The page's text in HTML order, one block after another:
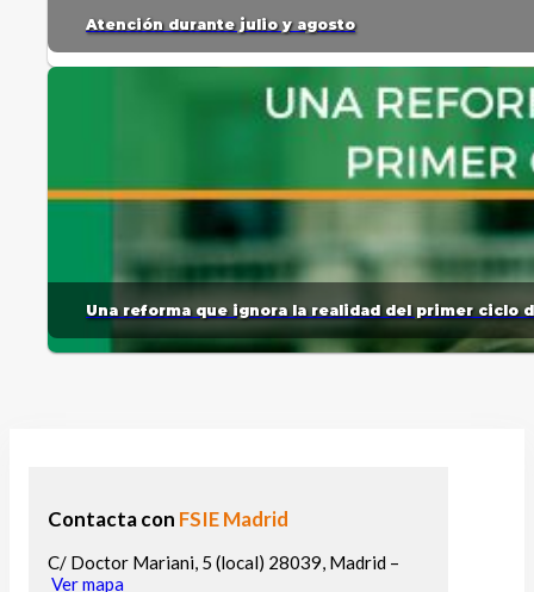
Atención durante julio y agosto
Una reforma que ignora la realidad del primer ciclo
Contacta con FSIE Madrid
C/ Doctor Mariani, 5 (local) 28039, Madrid –
Ver mapa